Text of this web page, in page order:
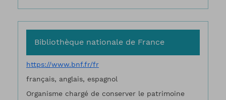
Bibliothèque nationale de France
https://www.bnf.fr/fr
français, anglais, espagnol
Organisme chargé de conserver le patrimoine